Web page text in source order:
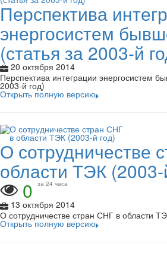
Перспектива
энергосистем
(статья за 2003-й
20 октября 2014
Перспектива интеграции энергосистем
2003-й год)
Открыть полную версию
О сотрудничестве
области ТЭК (2003-
0 за 24 часа
13 октября 2014
О сотрудничестве стран СНГ в области
Открыть полную версию